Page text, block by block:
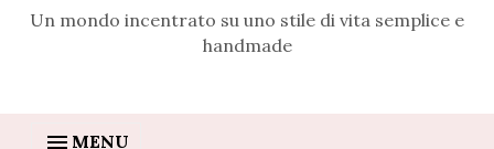
Un mondo incentrato su uno stile di vita semplice e
handmade
MENU